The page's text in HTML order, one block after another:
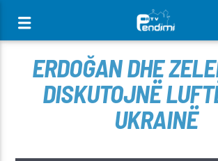
ERDOĞAN DHE
DISKUTOJNË
UKRAINË